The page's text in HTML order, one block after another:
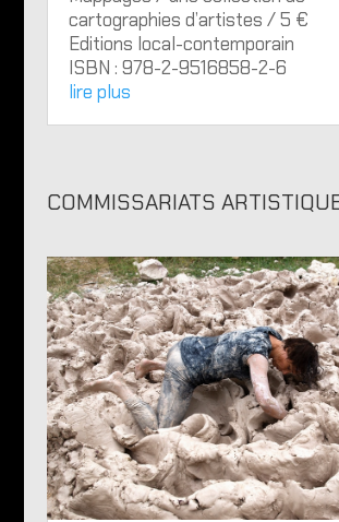
cartographies d’artistes / 5 €
Editions local-contemporain
ISBN : 978-2-9516858-2-6
lire plus
COMMISSARIATS